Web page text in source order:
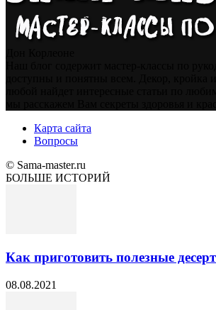
Карта сайта
Вопросы
© Sama-master.ru
БОЛЬШЕ ИСТОРИЙ
Как приготовить полезные
08.08.2021